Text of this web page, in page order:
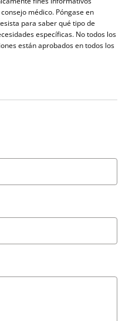
médico. Póngase en
para saber qué tipo de
específicas. No todos los
están aprobados en todos los